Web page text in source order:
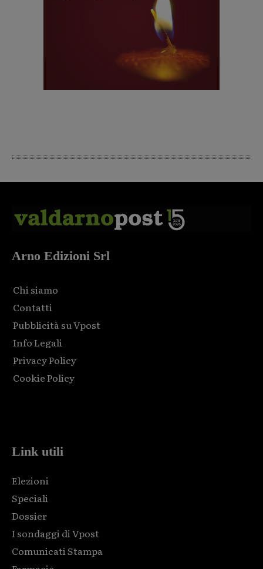
Arno Edizioni Srl
Chi siamo
Contatti
Pubblicità su Vpost
Info Legali
Privacy Policy
Cookie Policy
Link utili
Elezioni
Speciali
Dossier
I sondaggi di Vpost
Comunicati Stampa